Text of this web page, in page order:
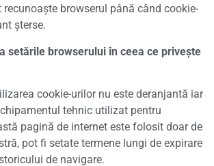
recunoaște browserul până când cookie-
șterse.
setările browserului în ceea ce privește
cookie-urilor nu este deranjantă iar
tehnic utilizat pentru
pagină de internet este folosit doar de
pot fi setate termene lungi de expirare
de navigare.